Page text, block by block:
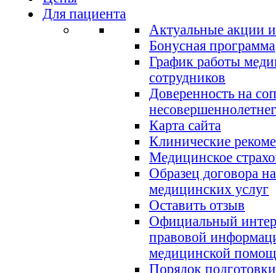
Для пациента
Актуальные акции
Бонусная программа
График работы
сотрудников
Доверенность на
Карта сайта
Клинические
Медицинское
Образец договора
медицинских услуг
Оставить отзыв
Официальный
правовой
медицинской
Порядок